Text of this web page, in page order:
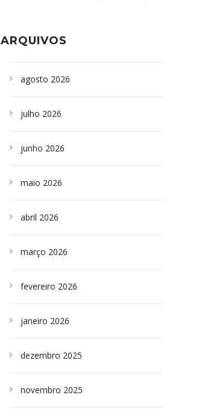
sepultados em SP
ARQUIVOS
agosto 2026
julho 2026
junho 2026
maio 2026
abril 2026
março 2026
fevereiro 2026
janeiro 2026
dezembro 2025
novembro 2025